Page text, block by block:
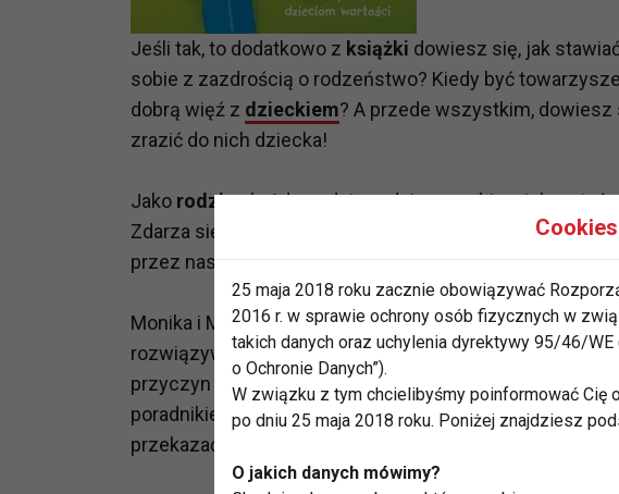
Jeśli tak, to dodatkowo z książki dowiesz się, jak
sobie z zazdrością o rodzeństwo? Kiedy być
dobrą więź z dzieckiem? A przede wszystkim, dowiesz
zrazić do nich dziecka!
Jako rodzicekażdego dnia zadajemy sobie wiele
Zdarza się, że bezradnie rozkładamy ręce lub
przez nas reakcję naszej pociechy. Czy przypadkiem nie
Monika i Marcin Gajdowie sąterapeutami, na co dzień
rozwiązywaniu problemów wychowawczych. Ich
przyczyn najczęstszych problemów z
aktywnymi
poradnikiem, jak się zachować, co zrobić, jak
przekazać dzieciom
25 maja 2018 roku zacznie obowiązywać
2016 r. w sprawie ochrony osób fizycznych w
takich danych oraz uchylenia dyrektywy 95/46/WE
o Ochronie Danych”).
W związku z tym chcielibyśmy poinformować Cię
po dniu 25 maja 2018 roku. Poniżej znajdziesz
O jakich danych mówimy?